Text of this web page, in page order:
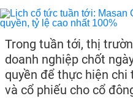
Trong tuần tới, thị
doanh nghiệp chốt
quyền để thực hiện
và cổ phiếu cho cổ